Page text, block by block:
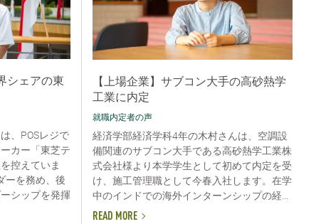
シェアの東
、POSレジで
カー「東芝テ
控えていま
ーを務め、後
シップを発揮
【上場企業】サブコン大手の高砂熱学
工業に内定
就職内定者の声
経済学部経済学科4年の木村さんは、空調設
備関連のサブコン大手である高砂熱学工業株
式会社様より本学学生として初めて内定を受
け、施工管理職として今春入社します。在学
中のインドでの海外インターンシップの経...
READ MORE